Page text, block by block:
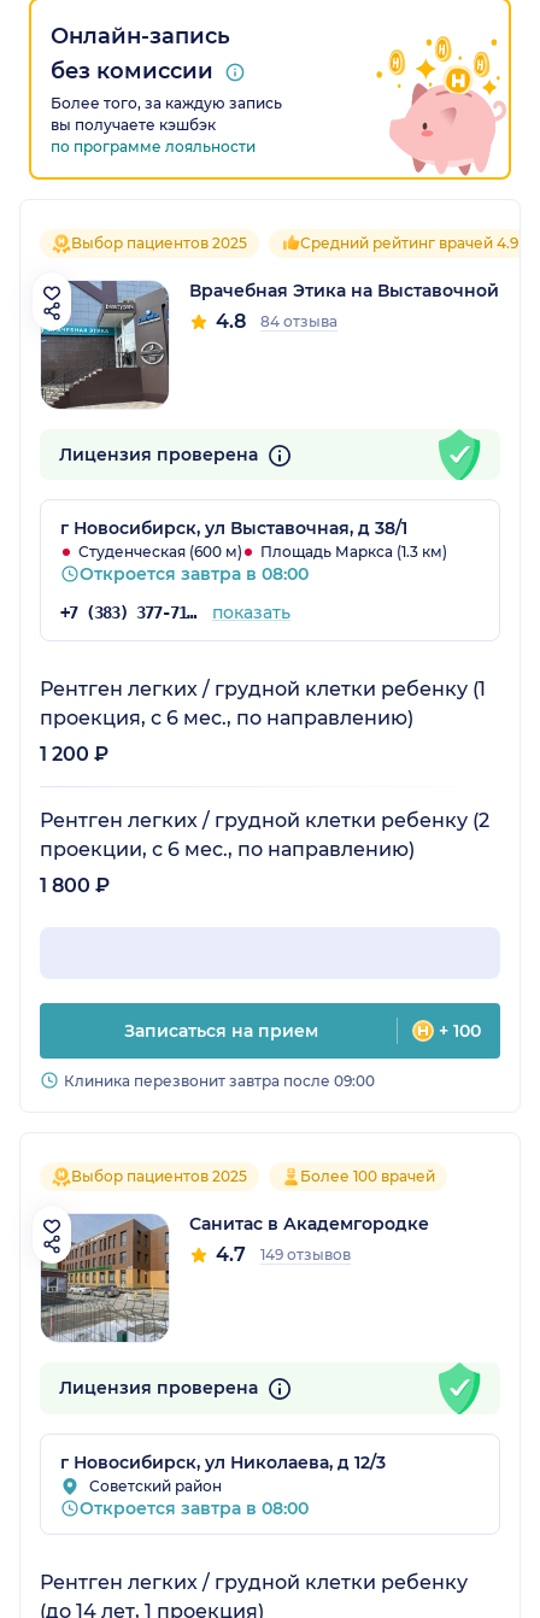
Онлайн-запись
без комиссии
Более того, за каждую запись
вы получаете кэшбэк
по программе лояльности
Выбор пациентов 2025 Средний рейтинг врачей 4.9
Врачебная Этика на Выставочной
4.8 84 отзыва
Лицензия проверена
г Новосибирск, ул Выставочная, д 38/1
Студенческая (600 м) Площадь Маркса (1.3 км)
Откроется завтра в 08:00
+7 (383) 377-71-94 показать
Рентген легких / грудной клетки ребенку (1
проекция, с 6 мес., по направлению)
1 200 ₽
Рентген легких / грудной клетки ребенку (2
проекции, с 6 мес., по направлению)
1 800 ₽
Записаться на прием + 100
Клиника перезвонит завтра после 09:00
Выбор пациентов 2025 Более 100 врачей
Санитас в Академгородке
4.7 149 отзывов
Лицензия проверена
г Новосибирск, ул Николаева, д 12/3
Советский район
Откроется завтра в 08:00
Рентген легких / грудной клетки ребенку
(до 14 лет, 1 проекция)